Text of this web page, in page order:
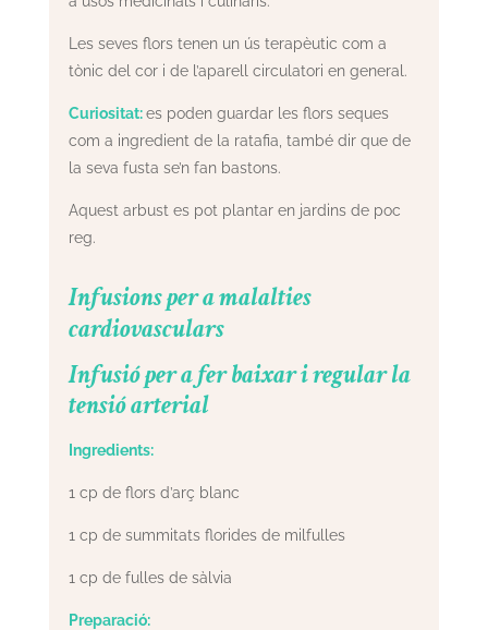
Les seves flors tenen un ús terapèutic com a
tònic del cor i de l’aparell circulatori en general.
Curiositat:es poden guardar les flors seques
com a ingredient de la ratafia, també dir que de
la seva fusta se’n fan bastons.
Aquest arbust es pot plantar en jardins de poc
reg.
Infusions per a malalties
cardiovasculars
Infusió per a fer baixar i regular la
tensió arterial
Ingredients:
1 cp de flors d’arç blanc
1 cp de summitats florides de milfulles
1 cp de fulles de sàlvia
Preparació: